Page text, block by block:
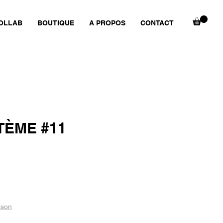
BOUTIQUE A PROPOS CONTACT
#11